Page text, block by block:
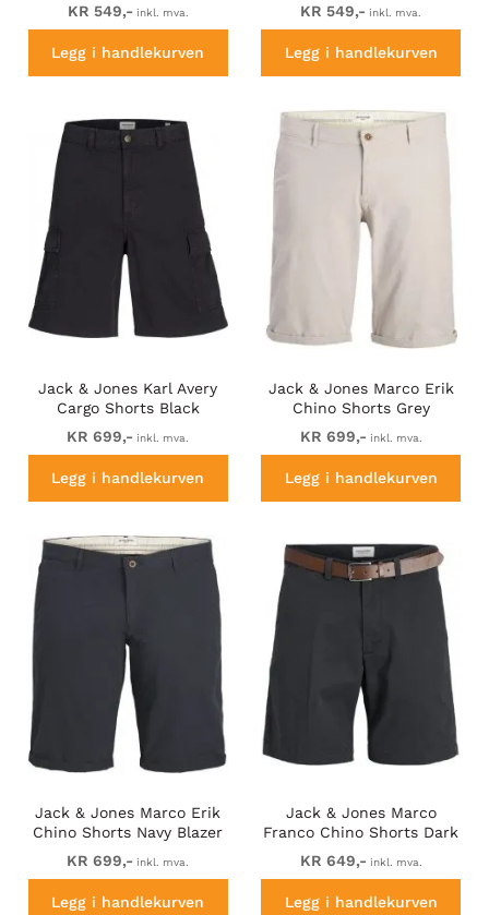
KR 549,- inkl. mva.
Legg i handlekurven
KR 549,- inkl. mva.
Legg i handlekurven
Jack & Jones Karl Avery
Cargo Shorts Black
KR 699,- inkl. mva.
Legg i handlekurven
Jack & Jones Marco Erik
Chino Shorts Grey
KR 699,- inkl. mva.
Legg i handlekurven
Jack & Jones Marco Erik
Chino Shorts Navy Blazer
KR 699,- inkl. mva.
Legg i handlekurven
Jack & Jones Marco
Franco Chino Shorts Dark
Navy
KR 649,- inkl. mva.
Legg i handlekurven